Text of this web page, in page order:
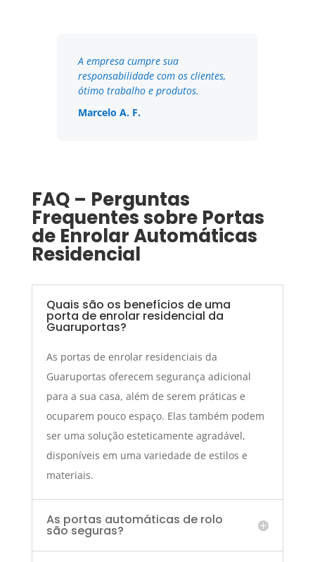
A empresa cumpre sua
responsabilidade com os clientes,
ótimo trabalho e produtos.
Marcelo A. F.
FAQ – Perguntas
Frequentes sobre Portas
de Enrolar Automáticas
Residencial
Quais são os benefícios de uma
porta de enrolar residencial da
Guaruportas?
As portas de enrolar residenciais da
Guaruportas oferecem segurança adicional
para a sua casa, além de serem práticas e
ocuparem pouco espaço. Elas também podem
ser uma solução esteticamente agradável,
disponíveis em uma variedade de estilos e
materiais.
As portas automáticas de rolo
são seguras?